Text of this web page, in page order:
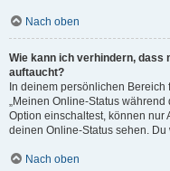
Nach oben
Wie kann ich verhindern, dass
auftaucht?
In deinem persönlichen
„Meinen Online-Status
Option einschaltest, können nur
deinen Online-Status sehen.
Nach oben